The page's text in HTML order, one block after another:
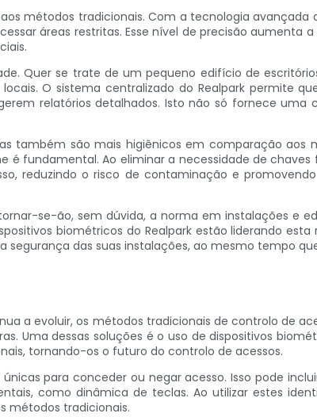
métodos tradicionais. Com a tecnologia avançada
áreas restritas. Esse nível de precisão aumenta
Quer se trate de um pequeno edifício de
O sistema centralizado do Realpark permite
relatórios detalhados. Isto não só fornece uma
também são mais higiênicos em comparação aos
fundamental. Ao eliminar a necessidade de chaves
reduzindo o risco de contaminação e
se-ão, sem dúvida, a norma em instalações e
biométricos do Realpark estão liderando
das suas instalações, ao mesmo tempo
a evoluir, os métodos tradicionais de controlo de
Uma dessas soluções é o uso de dispositivos
tornando-os o futuro do controlo de acessos.
para conceder ou negar acesso. Isso pode
como dinâmica de teclas. Ao utilizar estes
métodos tradicionais.